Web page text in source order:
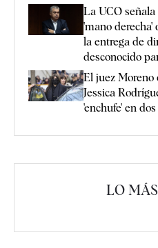
La UCO
'mano derecha'
la entrega de
desconocido
El juez Moreno
Jessica
'enchufe' en
LO